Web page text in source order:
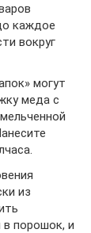
каждое
вокруг
могут
меда с
из
порошок, и